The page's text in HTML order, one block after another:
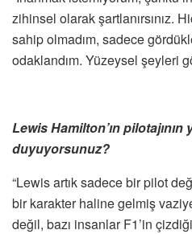
zihinsel olarak şartlanırsınız.
sahip olmadım, sadece
odaklandım. Yüzeysel şeyleri
Lewis Hamilton’ın pilotajının
duyuyorsunuz?
“Lewis artık sadece bir pilot
bir karakter haline gelmiş
değil, bazı insanlar F1’in